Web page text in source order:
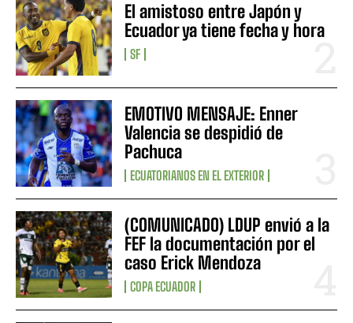
El amistoso entre Japón y
Ecuador ya tiene fecha y hora
SF
EMOTIVO MENSAJE: Enner
Valencia se despidió de
Pachuca
ECUATORIANOS EN EL EXTERIOR
(COMUNICADO) LDUP envió a la
FEF la documentación por el
caso Erick Mendoza
COPA ECUADOR